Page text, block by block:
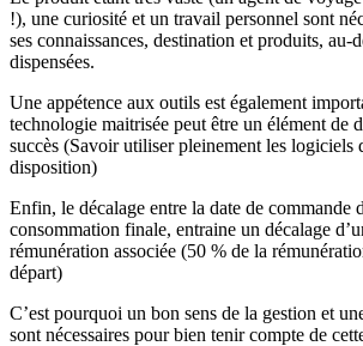
digitales, social médias etc… toute
Être mandataire TUI France, c’est
accompagnement de proximité pour
du Tourisme par la grande porte.
AVANTAGES FINANCIERS À
RÉSEAU TUI :
A l’ouverture d’un TUI store, une
adressée à tous les clients internet de
la nouvelle implantation, ce qui aide au
Un budget marketing et des supports de
également proposés dans les premières
connaitre rapidement.
Un palier de1,5 à 2 M€ de Chiffre
!), une curiosité et un travail personnel sont
ses connaissances, destination et produits, au-
dispensées.
Une appétence aux outils est également
technologie maitrisée peut être un élément de
succès (Savoir utiliser pleinement les logiciels
disposition)
Enfin, le décalage entre la date de commande
consommation finale, entraine un décalage
rémunération associée (50 % de la
départ)
C’est pourquoi un bon sens de la gestion et
sont nécessaires pour bien tenir compte de